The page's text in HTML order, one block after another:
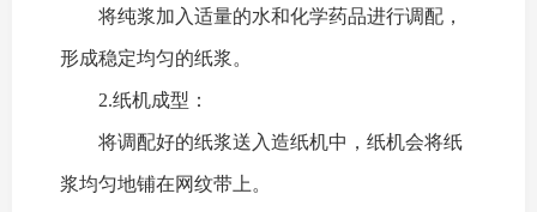
将纯浆加入适量的水和化学药品进行调配，
形成稳定均匀的纸浆。
2.纸机成型：
将调配好的纸浆送入造纸机中，纸机会将纸
浆均匀地铺在网纹带上。